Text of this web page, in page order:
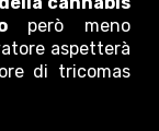
però meno
aspetterà
di tricomas